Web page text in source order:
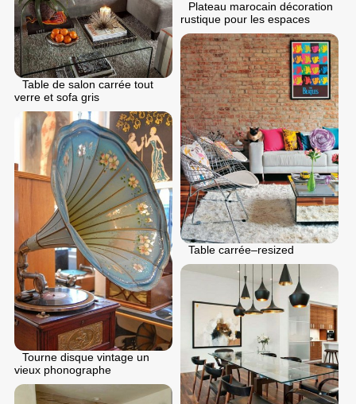
Plateau marocain décoration
rustique pour les espaces
Table de salon carrée tout
verre et sofa gris
Table carrée–resized
Tourne disque vintage un
vieux phonographe